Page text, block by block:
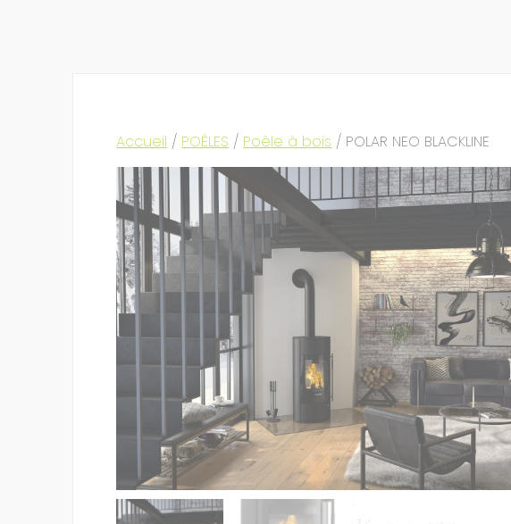
Accueil / POÊLES / Poêle à bois / POLAR NEO BLACKLINE